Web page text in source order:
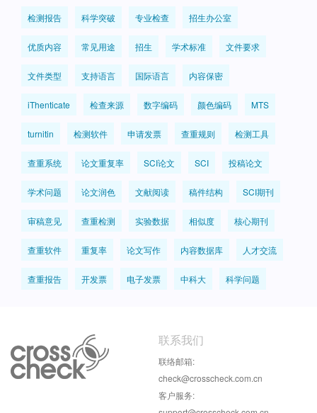
检测报告 科学突破 专业检查 招生办公室
优质内容 常见用途 招生 学术标准 文件要求
文件类型 支持语言 国际语言 内容保密
iThenticate 检查来源 数字编码 颜色编码 MTS
turnitin 检测软件 申请发票 查重规则 检测工具
查重系统 论文重复率 SCI论文 SCI 投稿论文
学术问题 论文润色 文献阅读 稿件结构 SCI期刊
审稿意见 查重检测 实验数据 相似度 核心期刊
查重软件 重复率 论文写作 内容数据库 人才交流
查重报告 开发票 电子发票 中科大 科学问题
联系我们
联络邮箱:
check@crosscheck.com.cn
客户服务: